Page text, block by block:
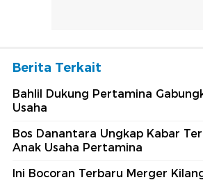
Berita Terkait
Bahlil Dukung Pertamina
Usaha
Bos Danantara Ungkap Kabar
Anak Usaha Pertamina
Ini Bocoran Terbaru Merger